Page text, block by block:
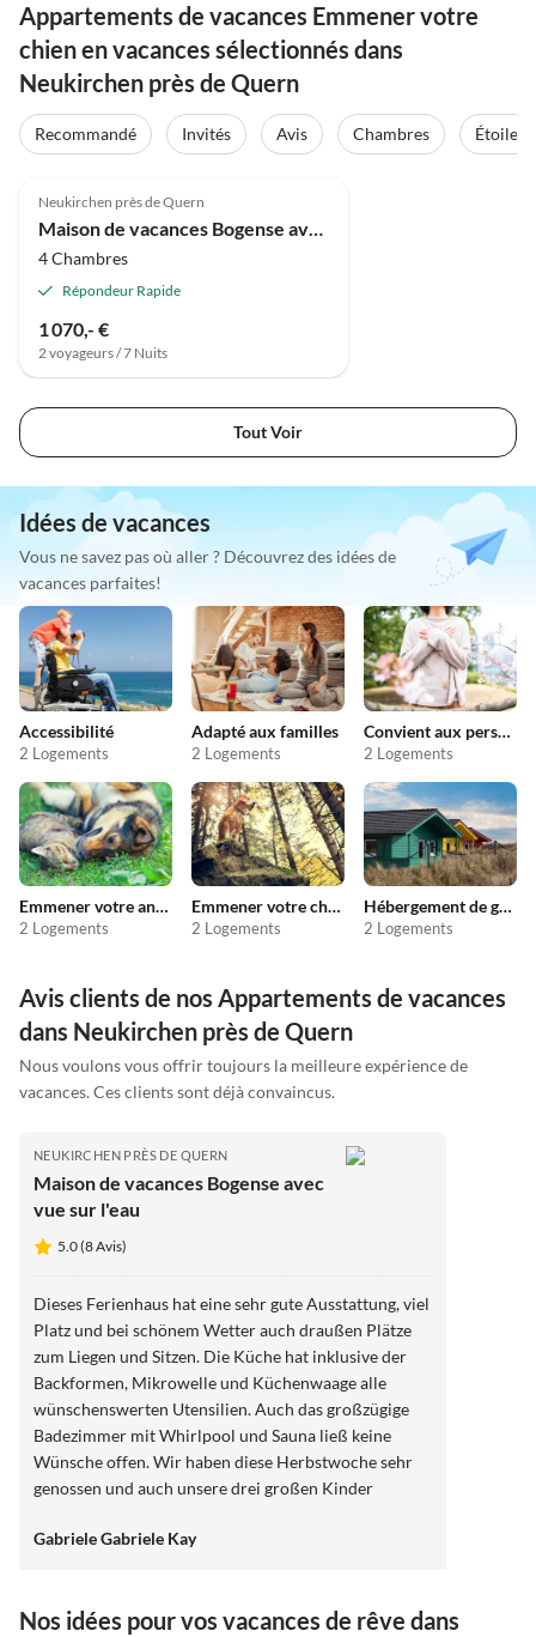
Appartements de vacances Emmener votre
chien en vacances sélectionnés dans
Neukirchen près de Quern
Recommandé Invités Avis Chambres
Étoiles
Neukirchen près de Quern
4 Chambres
Répondeur Rapide
1 070,- €
2 voyageurs / 7 Nuits
Tout Voir
Idées de vacances
Vous ne savez pas où aller ? Découvrez des idées de
vacances parfaites!
Accessibilité
2 Logements
Adapté aux familles
2 Logements
Convient aux personnes allergiques
2 Logements
Emmener votre animal en vacances
2 Logements
Emmener votre chien en vacances
2 Logements
Hébergement de groupe
2 Logements
Avis clients de nos Appartements de vacances
dans Neukirchen près de Quern
Nous voulons vous offrir toujours la meilleure expérience de
vacances. Ces clients sont déjà convaincus.
NEUKIRCHEN PRÈS DE QUERN
Maison de vacances Bogense avec
vue sur l'eau
5.0 (8 Avis)
Dieses Ferienhaus hat eine sehr gute Ausstattung, viel
Platz und bei schönem Wetter auch draußen Plätze
zum Liegen und Sitzen. Die Küche hat inklusive der
Backformen, Mikrowelle und Küchenwaage alle
wünschenswerten Utensilien. Auch das großzügige
Badezimmer mit Whirlpool und Sauna ließ keine
Wünsche offen. Wir haben diese Herbstwoche sehr
genossen und auch unsere drei großen Kinder
zurückziehen oder aber im großen Wohnzimmer- und
Gabriele Gabriele Kay
Nos idées pour vos vacances de rêve dans